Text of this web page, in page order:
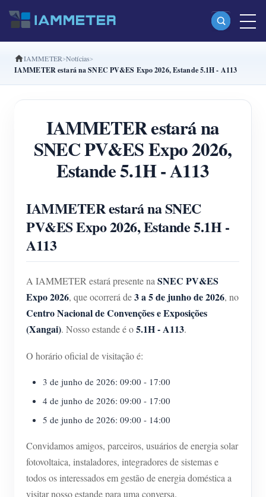
Produtos
Trifásico Medidor de energia Wi-Fi (WEM3080T)
Trifásico Medidor de energia Wi-Fi (WEM3046T)
Trifásico Medidor de energia Wi-Fi (WEM3050T)
Controlador de potência WiFi
IAMMETER Cloud Pro
IAMMETER Simulator
Medidor virtual
Aplicações
Monitor de energia do sistema solar fotovoltaico
Automação residencial
Monitoramento de energia da fábrica
Loja
Recursos
Documento
Vídeo tutorial
Comunidade
Programa de contribuidores
Centro de contribuidores
Soluções
Contato
IAMMETER Notícias
IAMMETER estará na SNEC PV&ES Expo 2026, Estande 5.1H - A113
IAMMETER estará na
SNEC PV&ES Expo 2026,
Estande 5.1H - A113
IAMMETER estará na SNEC
PV&ES Expo 2026, Estande 5.1H -
A113
A IAMMETER estará presente naSNEC PV&ES
Expo 2026, que ocorrerá de3 a 5 de junho de 2026, no
Centro Nacional de Convenções e Exposições
(Xangai). Nosso estande é o5.1H - A113.
O horário oficial de visitação é:
3 de junho de 2026: 09:00 - 17:00
4 de junho de 2026: 09:00 - 17:00
5 de junho de 2026: 09:00 - 14:00
Convidamos amigos, parceiros, usuários de energia solar
fotovoltaica, instaladores, integradores de sistemas e
todos os interessados em gestão de energia doméstica a
visitar nosso estande para uma conversa.